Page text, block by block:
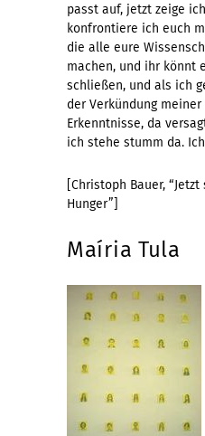
passt auf, jetzt zeige
konfrontiere ich euch
die alle eure
machen, und ihr könnt
schließen, und als ich
der Verkündung
Erkenntnisse, da
ich stehe stumm da.
[Christoph Bauer,
Hunger”]
Maíria Tula